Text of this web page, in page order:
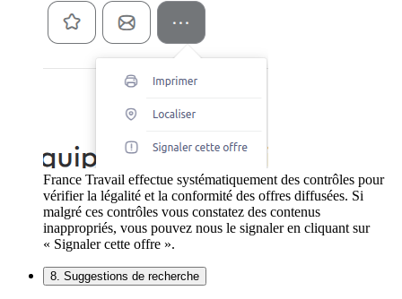
France Travail effectue systématiquement des contrôles pour
vérifier la légalité et la conformité des offres diffusées. Si
malgré ces contrôles vous constatez des contenus
inappropriés, vous pouvez nous le signaler en cliquant sur
« Signaler cette offre ».
8. Suggestions de recherche